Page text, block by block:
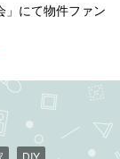
」にて物件ファン
DIY